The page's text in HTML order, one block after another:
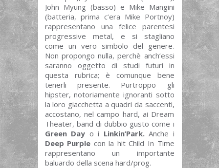
John Myung (basso) e Mike Mangini
(batteria, prima c’era Mike Portnoy)
rappresentano una felice parentesi
progressive metal, e si stagliano
come un vero simbolo del genere.
Non propongo nulla, perchè anch’essi
saranno oggetto di studi futuri in
questa rubrica; è comunque bene
tenerli presente. Purtroppo gli
hipster, notoriamente ignoranti sotto
la loro giacchetta a quadri da saccenti,
accostano, nel campo hard, ai Dream
Theater, band di dubbio gusto come i
Green Day o i Linkin’Park.Anche i
Deep Purple con la hit Child In Time
rappresentano un importante
baluardo della scena hard/prog.